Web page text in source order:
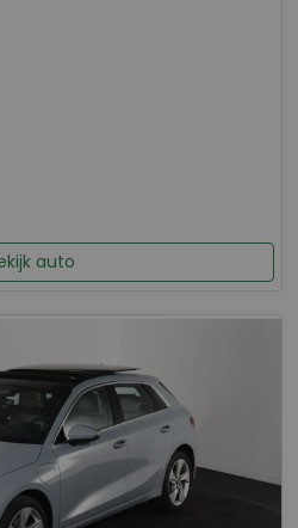
auto